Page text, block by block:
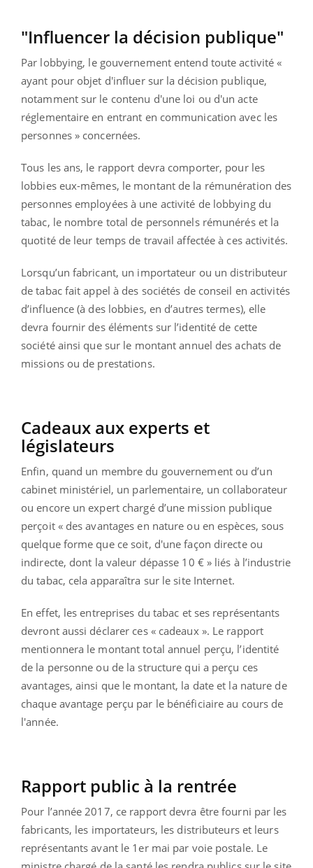
"Influencer la décision publique"
Par lobbying, le gouvernement entend toute activité «
ayant pour objet d'influer sur la décision publique,
notamment sur le contenu d'une loi ou d'un acte
réglementaire en entrant en communication avec les
personnes » concernées.
Tous les ans, le rapport devra comporter, pour les
lobbies eux-mêmes, le montant de la rémunération des
personnes employées à une activité de lobbying du
tabac, le nombre total de personnels rémunérés et la
quotité de leur temps de travail affectée à ces activités.
Lorsqu’un fabricant, un importateur ou un distributeur
de tabac fait appel à des sociétés de conseil en activités
d’influence (à des lobbies, en d’autres termes), elle
devra fournir des éléments sur l’identité de cette
société ainsi que sur le montant annuel des achats de
missions ou de prestations.
Cadeaux aux experts et
législateurs
Enfin, quand un membre du gouvernement ou d’un
cabinet ministériel, un parlementaire, un collaborateur
ou encore un expert chargé d’une mission publique
perçoit « des avantages en nature ou en espèces, sous
quelque forme que ce soit, d'une façon directe ou
indirecte, dont la valeur dépasse 10 € » liés à l’industrie
du tabac, cela apparaîtra sur le site Internet.
En effet, les entreprises du tabac et ses représentants
devront aussi déclarer ces « cadeaux ». Le rapport
mentionnera le montant total annuel perçu, l’identité
de la personne ou de la structure qui a perçu ces
avantages, ainsi que le montant, la date et la nature de
chaque avantage perçu par le bénéficiaire au cours de
l'année.
Rapport public à la rentrée
Pour l’année 2017, ce rapport devra être fourni par les
fabricants, les importateurs, les distributeurs et leurs
représentants avant le 1er mai par voie postale. Le